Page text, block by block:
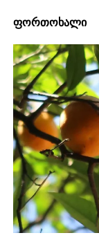
ფორთოხალი